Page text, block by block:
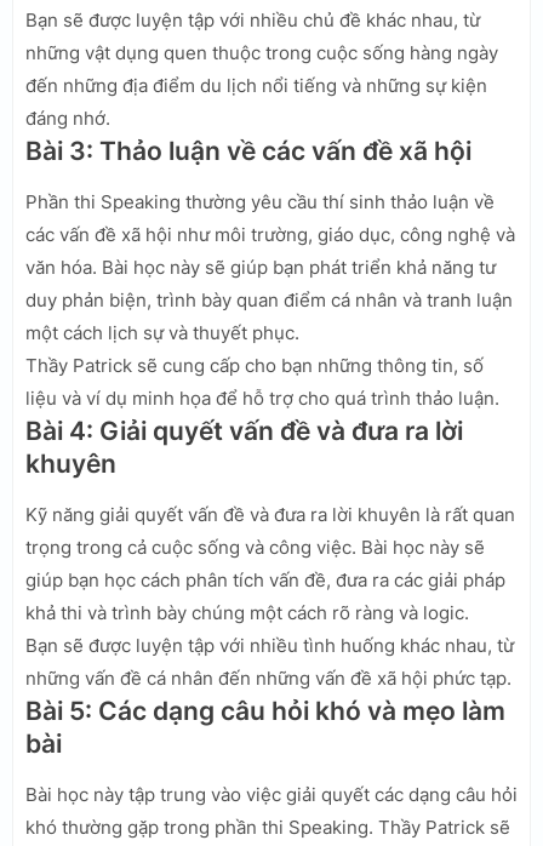
Bạn sẽ được luyện tập với nhiều chủ đề khác nhau, từ
những vật dụng quen thuộc trong cuộc sống hàng ngày
đến những địa điểm du lịch nổi tiếng và những sự kiện
đáng nhớ.
Bài 3: Thảo luận về các vấn đề xã hội
Phần thi Speaking thường yêu cầu thí sinh thảo luận về
các vấn đề xã hội như môi trường, giáo dục, công nghệ và
văn hóa. Bài học này sẽ giúp bạn phát triển khả năng tư
duy phản biện, trình bày quan điểm cá nhân và tranh luận
một cách lịch sự và thuyết phục.
Thầy Patrick sẽ cung cấp cho bạn những thông tin, số
liệu và ví dụ minh họa để hỗ trợ cho quá trình thảo luận.
Bài 4: Giải quyết vấn đề và đưa ra lời
khuyên
Kỹ năng giải quyết vấn đề và đưa ra lời khuyên là rất quan
trọng trong cả cuộc sống và công việc. Bài học này sẽ
giúp bạn học cách phân tích vấn đề, đưa ra các giải pháp
khả thi và trình bày chúng một cách rõ ràng và logic.
Bạn sẽ được luyện tập với nhiều tình huống khác nhau, từ
những vấn đề cá nhân đến những vấn đề xã hội phức tạp.
Bài 5: Các dạng câu hỏi khó và mẹo làm
bài
Bài học này tập trung vào việc giải quyết các dạng câu hỏi
khó thường gặp trong phần thi Speaking. Thầy Patrick sẽ